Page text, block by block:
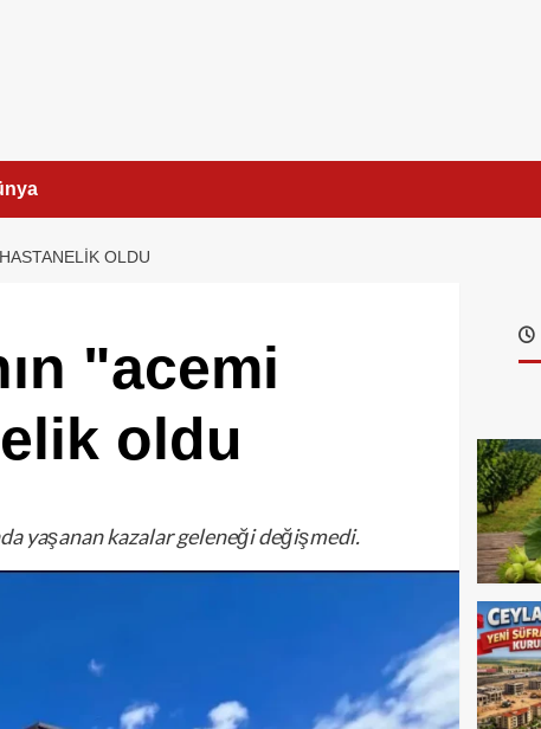
OLDU
"acemi
oldu
yaşanan kazalar geleneği değişmedi.